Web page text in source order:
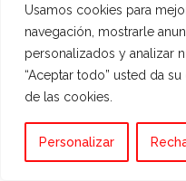
Usamos cookies para
navegación, mostrarle
personalizados y analizar
“Aceptar todo” usted da
de las cookies.
Personalizar